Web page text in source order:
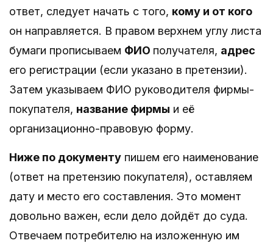
ответ, следует начать с того, кому и от кого
он направляется. В правом верхнем углу листа
бумаги прописываем ФИО получателя, адрес
его регистрации (если указано в претензии).
Затем указываем ФИО руководителя фирмы-
покупателя, название фирмы и её
организационно-правовую форму.
Ниже по документу пишем его наименование
(ответ на претензию покупателя), оставляем
дату и место его составления. Это момент
довольно важен, если дело дойдёт до суда.
Отвечаем потребителю на изложенную им